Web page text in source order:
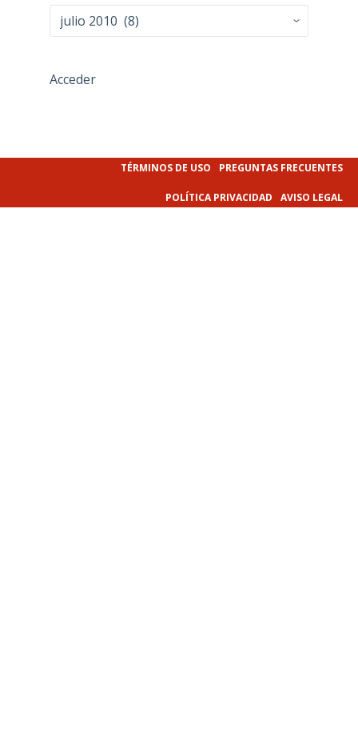
Archivo
Acceder
TÉRMINOS DE USO PREGUNTAS FRECUENTES
POLÍTICA PRIVACIDAD AVISO LEGAL